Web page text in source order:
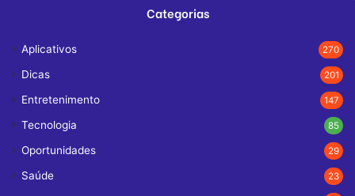
Categorias
Aplicativos 270
Dicas 201
Entretenimento 147
Tecnologia 85
Oportunidades 29
Saúde 23